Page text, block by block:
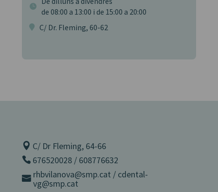

de 08:00 a 13:00 i de 15:00 a 20:00
 C/ Dr. Fleming, 60-62
C/ Dr Fleming, 64-66
676520028 / 608776632
rhbvilanova@smp.cat / cdental-
vg@smp.cat